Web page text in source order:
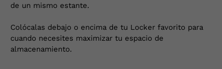
de un mismo estante.
Colócalas debajo o encima de tu Locker favorito para
cuando necesites maximizar tu espacio de
almacenamiento.